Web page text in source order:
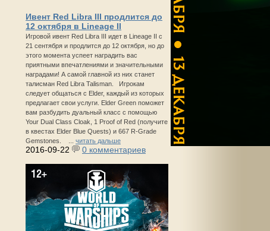
Ивент Red Libra III продлится до
12 октября в Lineage II
Игровой ивент Red Libra III идет в Lineage II с
21 сентября и продлится до 12 октября, но до
этого момента успеет наградить вас
приятными впечатлениями и значительными
наградами! А самой главной из них станет
талисман Red Libra Talisman. Игрокам
следует общаться с Elder, каждый из которых
предлагает свои услуги. Elder Green поможет
вам разбудить дуальный класс с помощью
Your Dual Class Cloak, 1 Proof of Red (получите
в квестах Elder Blue Quests) и 667 R-Grade
Gemstones. ... читать дальше
2016-09-22 0 комментариев